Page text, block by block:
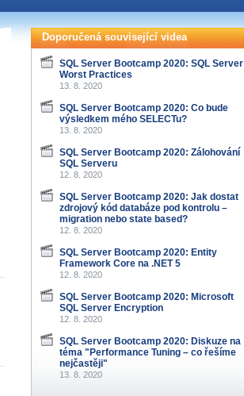
Doporučená související videa
SQL Server Bootcamp 2020: SQL Server
Worst Practices
13. 8. 2020
SQL Server Bootcamp 2020: Co bude
výsledkem mého SELECTu?
13. 8. 2020
SQL Server Bootcamp 2020: Zálohování
SQL Serveru
12. 8. 2020
SQL Server Bootcamp 2020: Jak dostat
zdrojový kód databáze pod kontrolu –
migration nebo state based?
12. 8. 2020
SQL Server Bootcamp 2020: Entity
Framework Core na .NET 5
12. 8. 2020
SQL Server Bootcamp 2020: Microsoft
SQL Server Encryption
12. 8. 2020
SQL Server Bootcamp 2020: Diskuze na
téma "Performance Tuning – co řešíme
nejčastěji"
13. 8. 2020